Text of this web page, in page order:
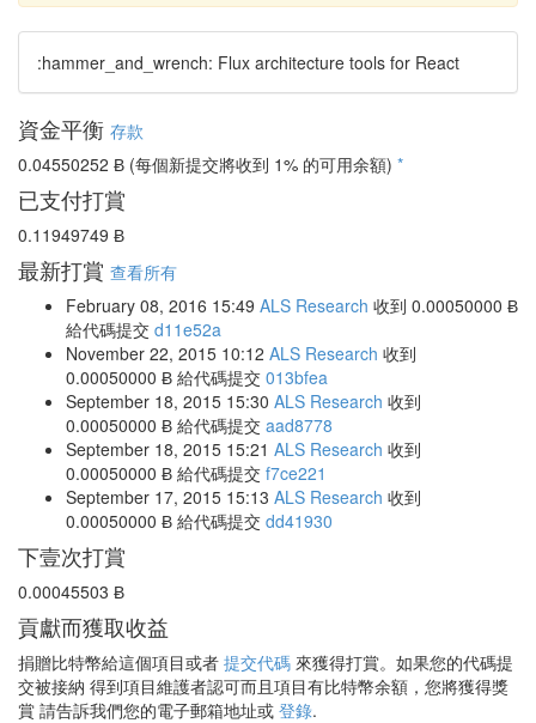
:hammer_and_wrench: Flux architecture tools for React
資金平衡 存款
0.04550252 Ƀ (每個新提交將收到 1% 的可用余額) *
已支付打賞
0.11949749 Ƀ
最新打賞 查看所有
February 08, 2016 15:49 ALS Research 收到 0.00050000 Ƀ
給代碼提交 d11e52a
November 22, 2015 10:12 ALS Research 收到
0.00050000 Ƀ 給代碼提交 013bfea
September 18, 2015 15:30 ALS Research 收到
0.00050000 Ƀ 給代碼提交 aad8778
September 18, 2015 15:21 ALS Research 收到
0.00050000 Ƀ 給代碼提交 f7ce221
September 17, 2015 15:13 ALS Research 收到
0.00050000 Ƀ 給代碼提交 dd41930
下壹次打賞
0.00045503 Ƀ
貢獻而獲取收益
捐贈比特幣給這個項目或者 提交代碼 來獲得打賞。如果您的代碼提
交被接納 得到項目維護者認可而且項目有比特幣余額，您將獲得獎
賞 請告訴我們您的電子郵箱地址或 登錄.